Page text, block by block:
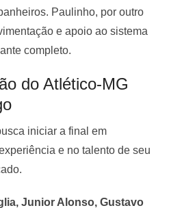
Paulinho, por outro
e apoio ao sistema
completo.
do Atlético-MG
iniciar a final em
e no talento de seu
Junior Alonso, Gustavo